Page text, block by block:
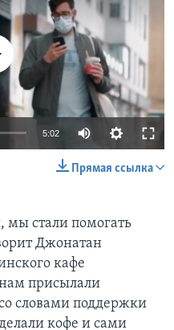
available
5:02
Прямая ссылка
мы стали помогать
Джонатан
кафе
присылали
словами поддержки
кофе и сами